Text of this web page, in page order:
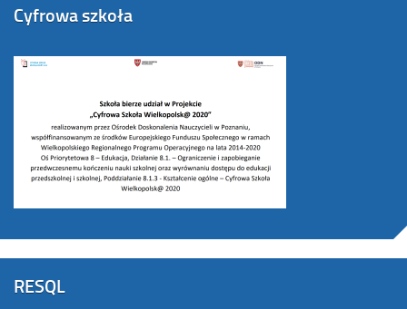
Cyfrowa szkoła
RESQL